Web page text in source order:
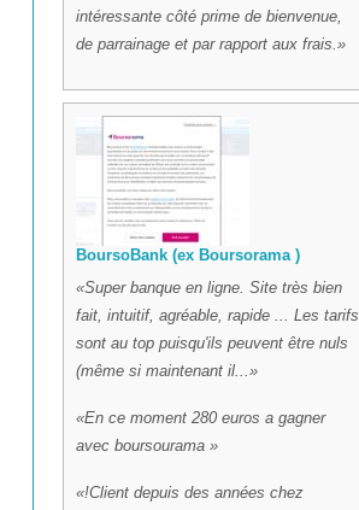
intéressante côté prime de bienvenue,
de parrainage et par rapport aux frais.
BoursoBank (ex Boursorama )
Super banque en ligne. Site très bien
fait, intuitif, agréable, rapide ... Les tarifs
sont au top puisqu'ils peuvent être nuls
(même si maintenant il...
En ce moment 280 euros a gagner
avec boursourama
!Client depuis des années chez